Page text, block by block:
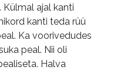
Külmal ajal kanti
kanti teda rüü
Ka voorivedudes
peal. Nii oli
Halva